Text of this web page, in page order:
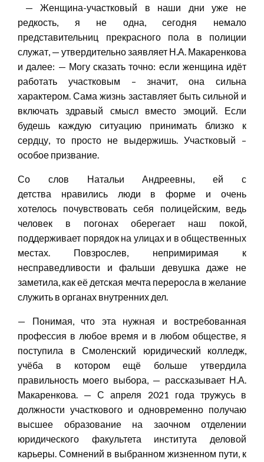
— Женщина-участковый в наши дни уже не
редкость, я не одна, сегодня немало
представительниц прекрасного пола в полиции
служат, — утвердительно заявляет Н.А. Макаренкова
и далее: — Могу сказать точно: если женщина идёт
работать участковым – значит, она сильна
характером. Сама жизнь заставляет быть сильной и
включать здравый смысл вместо эмоций. Если
будешь каждую ситуацию принимать близко к
сердцу, то просто не выдержишь. Участковый –
особое призвание.
Со слов Натальи Андреевны, ей с
детства нравились люди в форме и очень
хотелось почувствовать себя полицейским, ведь
человек в погонах оберегает наш покой,
поддерживает порядок на улицах и в общественных
местах. Повзрослев, непримиримая к
несправедливости и фальши девушка даже не
заметила, как её детская мечта переросла в желание
служить в органах внутренних дел.
— Понимая, что эта нужная и востребованная
профессия в любое время и в любом обществе, я
поступила в Смоленский юридический колледж,
учёба в котором ещё больше утвердила
правильность моего выбора, — рассказывает Н.А.
Макаренкова. — С апреля 2021 года тружусь в
должности участкового и одновременно получаю
высшее образование на заочном отделении
юридического факультета института деловой
карьеры. Сомнений в выбранном жизненном пути, к